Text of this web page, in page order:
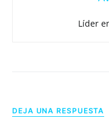
Líder
DEJA UNA RESPUESTA